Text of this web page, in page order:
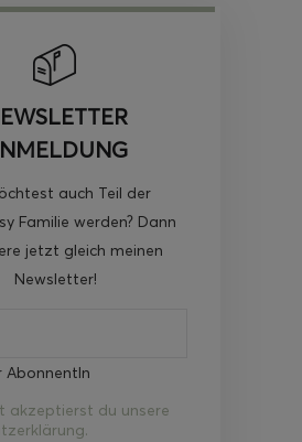
auch Teil der
Familie werden? Dann
jetzt gleich meinen
Newsletter!
AbonnentIn
akzeptierst du unsere